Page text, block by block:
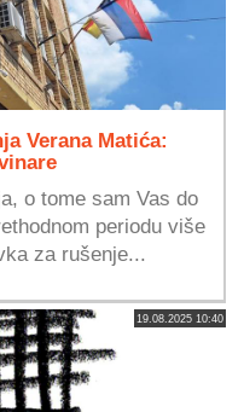
Verana Matića:
o tome sam Vas do
periodu više
za rušenje...
19.08.2025 10:40